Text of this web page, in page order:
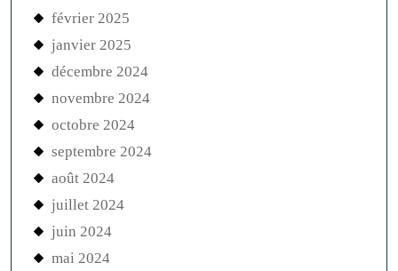
février 2025
janvier 2025
décembre 2024
novembre 2024
octobre 2024
septembre 2024
août 2024
juillet 2024
juin 2024
mai 2024